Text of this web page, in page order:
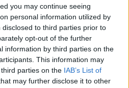
you may continue seeing
personal information utilized by
to third parties prior to
opt-out of the further
information by third parties on the
This information may
parties on the IAB’s List of
may further disclose it to other
5 août 2026 0